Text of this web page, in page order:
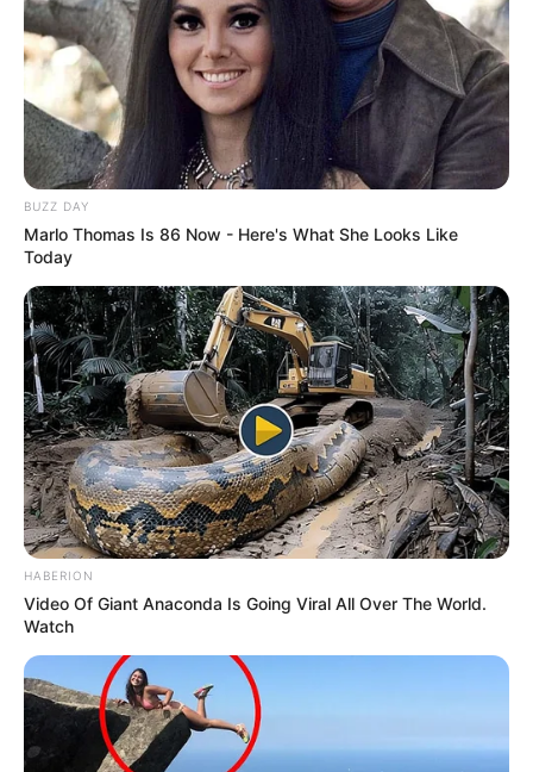
zeitgenössische Kunst ausgestellt. Informationen
unterwww.villa-schoeningen.de .
Nowaweser Weberstube in Potsdam - Im Stadtteil
Babelsberg fanden unter Friedrich dem Großen
auch viele Weber aus Böhmen eine sichere
Zuflucht, die in ihrer Heimat wegen ihrem
protestantischen Glauben verfolgt wurden. Ein
kleines Museum im Weberviertel erinnert an das
Leben dieser Immigranten. Weitere Informationen
mit der Internetsuche:Nowaweser Weberstube
Haus der Brandenburgisch-Preußischen Geschichte
in Potsdam - Auch wenn das auffällige Gebäude am
Neuen Marktnur der Kutschstall war, besitzt es das
Aussehen eines Schlosses. In seinen Räumen
können sich die Besucher auf eine erlebnisreiche
Reise durch die 900 Jahre alte Geschichte von
Brandenburg begeben, von der Entstehung der
Mark Brandenburg bis zum Untergang der DDR.
Informationen unter
Jan Bouman Haus in Potsdam - Im
Holländischen V
erbauten Wohnhaus die Geschichte des
Stadtgebiets und die Lebensweise der einstigen
Bewohner gezeigt. Informationen unter
disches-viertel-potsdam.de
BUZZ DAY
Marlo Thomas Is 86 Now - Here's What She Looks Like
Today
HABERION
Video Of Giant Anaconda Is Going Viral All Over The World.
Watch